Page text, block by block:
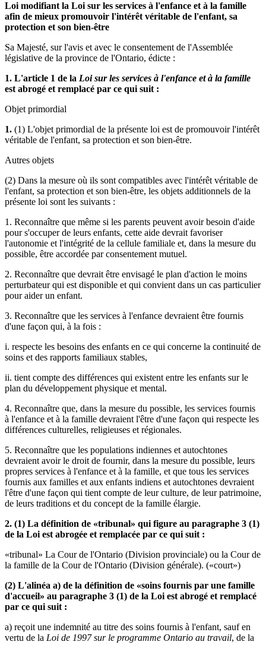
Loi modifiant la Loi sur les services à l'enfance et à la famille
afin de mieux promouvoir l'intérêt véritable de l'enfant, sa
protection et son bien-être
Sa Majesté, sur l'avis et avec le consentement de l'Assemblée
législative de la province de l'Ontario, édicte :
1. L'article 1 de la Loi sur les services à l'enfance et à la famille
est abrogé et remplacé par ce qui suit :
Objet primordial
1. (1) L'objet primordial de la présente loi est de promouvoir l'intérêt
véritable de l'enfant, sa protection et son bien-être.
Autres objets
(2) Dans la mesure où ils sont compatibles avec l'intérêt véritable de
l'enfant, sa protection et son bien-être, les objets additionnels de la
présente loi sont les suivants :
1. Reconnaître que même si les parents peuvent avoir besoin d'aide
pour s'occuper de leurs enfants, cette aide devrait favoriser
l'autonomie et l'intégrité de la cellule familiale et, dans la mesure du
possible, être accordée par consentement mutuel.
2. Reconnaître que devrait être envisagé le plan d'action le moins
perturbateur qui est disponible et qui convient dans un cas particulier
pour aider un enfant.
3. Reconnaître que les services à l'enfance devraient être fournis
d'une façon qui, à la fois :
i. respecte les besoins des enfants en ce qui concerne la continuité de
soins et des rapports familiaux stables,
ii. tient compte des différences qui existent entre les enfants sur le
plan du développement physique et mental.
4. Reconnaître que, dans la mesure du possible, les services fournis
à l'enfance et à la famille devraient l'être d'une façon qui respecte les
différences culturelles, religieuses et régionales.
5. Reconnaître que les populations indiennes et autochtones
devraient avoir le droit de fournir, dans la mesure du possible, leurs
propres services à l'enfance et à la famille, et que tous les services
fournis aux familles et aux enfants indiens et autochtones devraient
l'être d'une façon qui tient compte de leur culture, de leur patrimoine,
de leurs traditions et du concept de la famille élargie.
2. (1) La définition de «tribunal» qui figure au paragraphe 3 (1)
de la Loi est abrogée et remplacée par ce qui suit :
«tribunal» La Cour de l'Ontario (Division provinciale) ou la Cour de
la famille de la Cour de l'Ontario (Division générale). («court»)
(2) L'alinéa a) de la définition de «soins fournis par une famille
d'accueil» au paragraphe 3 (1) de la Loi est abrogé et remplacé
par ce qui suit :
a) reçoit une indemnité au titre des soins fournis à l'enfant, sauf en
vertu de la Loi de 1997 sur le programme Ontario au travail, de la